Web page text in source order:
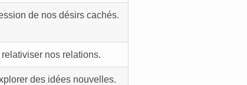
de nos désirs cachés.
nos relations.
des idées nouvelles.